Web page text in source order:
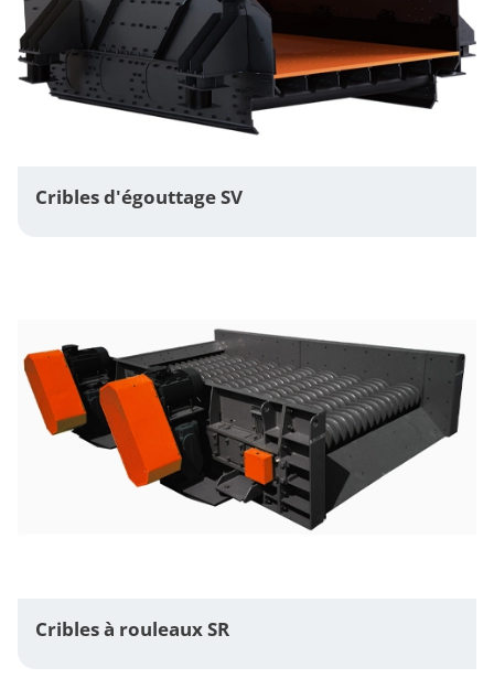
Cribles d'égouttage SV
Cribles à rouleaux SR